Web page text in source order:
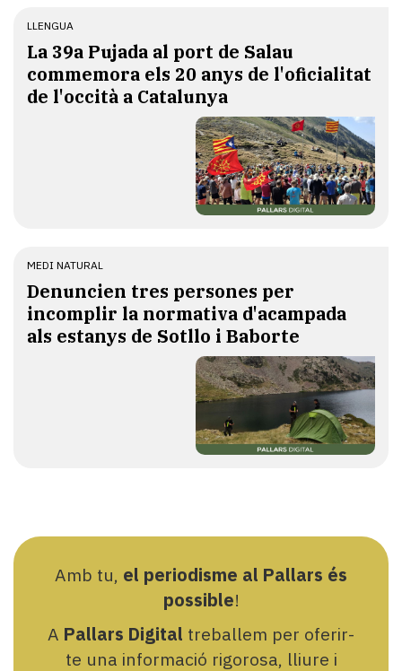
LLENGUA
​La 39a Pujada al port de Salau
commemora els 20 anys de l'oficialitat
de l'occità a Catalunya
MEDI NATURAL
Denuncien tres persones per
incomplir la normativa d'acampada
als estanys de Sotllo i Baborte
Amb tu, el periodisme al Pallars és
possible!
A Pallars Digital treballem per oferir-
te una informació rigorosa, lliure i